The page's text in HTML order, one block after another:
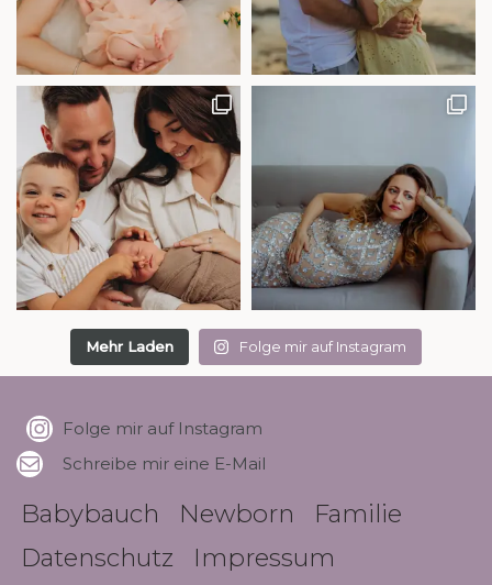
Mehr Laden Folge mir auf Instagram
Folge mir auf Instagram
Schreibe mir eine E-Mail
Babybauch Newborn
Familie
Datenschutz
Impressum